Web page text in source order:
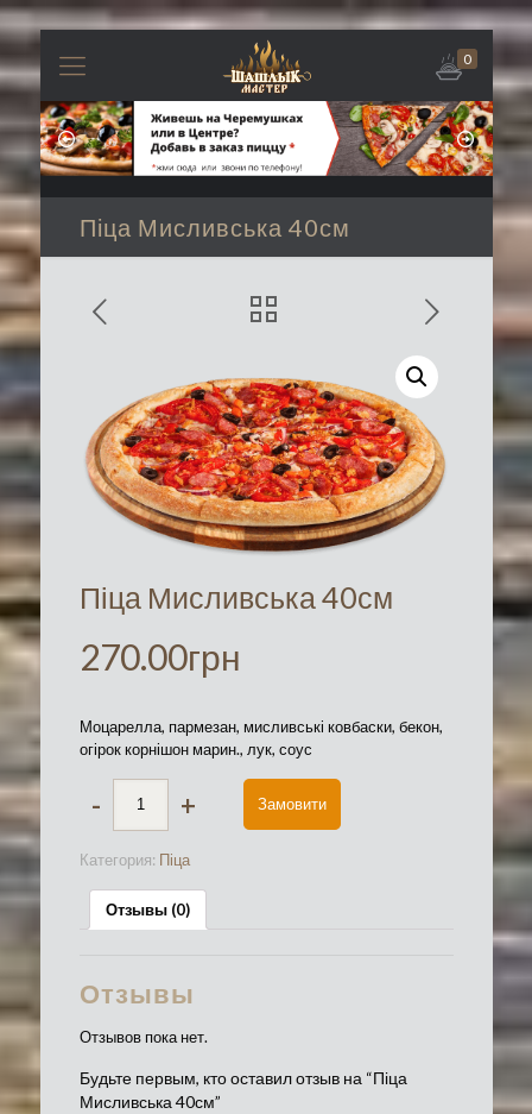
0
Піца Мисливська 40см
Піца Мисливська 40см
270.00грн
Моцарелла, пармезан, мисливські ковбаски, бекон,
огірок корнішон марин., лук, соус
- + Замовити
Категория: Піца
Отзывы (0)
Отзывы
Отзывов пока нет.
Будьте первым, кто оставил отзыв на “Піца
Мисливська 40см”